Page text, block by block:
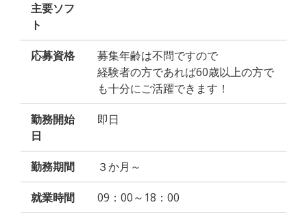
主要ソフ
ト
応募資格
募集年齢は不問ですので
経験者の方であれば60歳以上の方で
も十分にご活躍できます！
勤務開始
日
即日
勤務期間 ３か月～
就業時間 09：00～18：00